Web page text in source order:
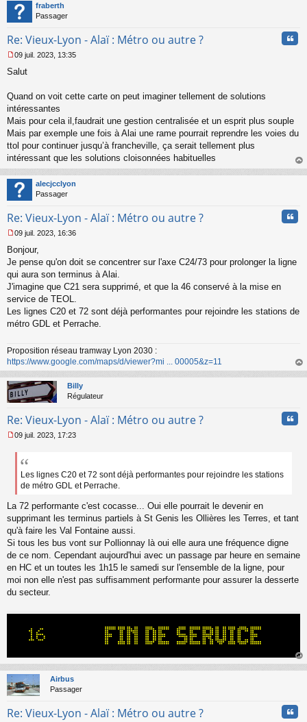
fraberth
Passager
Re: Vieux-Lyon - Alaï : Métro ou autre ?
e
s
g
e
n
o
n
u
09 juil. 2023, 13:35
Salut
Quand on voit cette carte on peut imaginer tellement de solutions
intéressantes
Mais pour cela il,faudrait une gestion centralisée et un esprit plus souple
Mais par exemple une fois à Alai une rame pourrait reprendre les voies du
ttol pour continuer jusqu’à francheville, ça serait tellement plus
intéressant que les solutions cloisonnées habituelles
au
alecjcclyon
Passager
Re: Vieux-Lyon - Alaï : Métro ou autre ?
e
s
s
g
e
n
o
u
09 juil. 2023, 16:36
Bonjour,
Je pense qu'on doit se concentrer sur l'axe C24/73 pour prolonger la ligne
qui aura son terminus à Alai.
J'imagine que C21 sera supprimé, et que la 46 conservé à la mise en
service de TEOL.
Les lignes C20 et 72 sont déjà performantes pour rejoindre les stations de
métro GDL et Perrache.
Proposition réseau tramway Lyon 2030 :
https://www.google.com/maps/d/viewer?mi ... 00005&z=11
au
Billy
Régulateur
Re: Vieux-Lyon - Alaï : Métro ou autre ?
e
g
e
o
n
u
09 juil. 2023, 17:23
Les lignes C20 et 72 sont déjà performantes pour rejoindre les stations
de métro GDL et Perrache.
La 72 performante c'est cocasse... Oui elle pourrait le devenir en
supprimant les terminus partiels à St Genis les Ollières les Terres, et tant
qu'à faire les Val Fontaine aussi.
Si tous les bus vont sur Pollionnay là oui elle aura une fréquence digne
de ce nom. Cependant aujourd'hui avec un passage par heure en semaine
en HC et un toutes les 1h15 le samedi sur l'ensemble de la ligne, pour
moi non elle n'est pas suffisamment performante pour assurer la desserte
du secteur.
au
Airbus
Passager
Re: Vieux-Lyon - Alaï : Métro ou autre ?